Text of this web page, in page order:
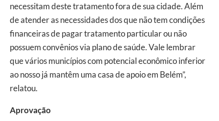
necessitam deste tratamento fora de sua cidade. Além
de atender as necessidades dos que não tem condições
financeiras de pagar tratamento particular ou não
possuem convênios via plano de saúde. Vale lembrar
que vários municípios com potencial econômico inferior
ao nosso já mantêm uma casa de apoio em Belém”,
relatou.
Aprovação